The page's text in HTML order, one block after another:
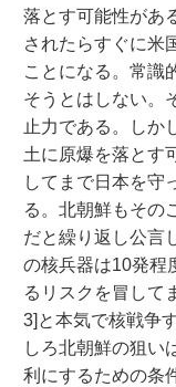
落とす可能性があ
されたらすぐに米
ことになる。常識
そうとはしない。
止力である。しか
土に原爆を落とす
してまで日本を守
る。北朝鮮もその
だと繰り返し公言
の核兵器は10発程
るリスクを冒して
3]と本気で核戦争
しろ北朝鮮の狙い
利にするための条